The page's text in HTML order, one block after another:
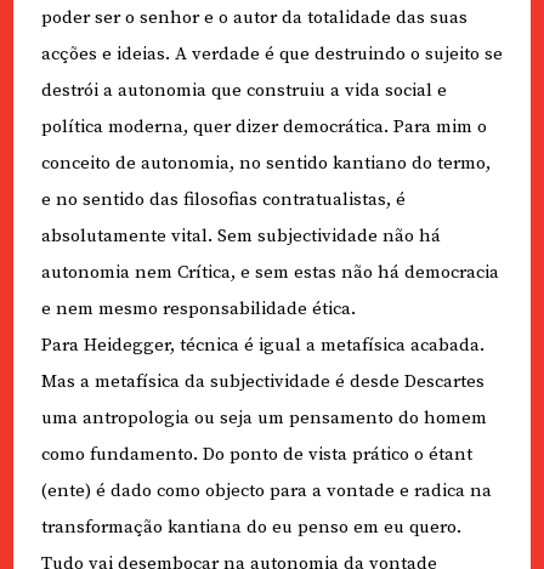
poder ser o senhor e o autor da totalidade das suas
acções e ideias. A verdade é que destruindo o sujeito se
destrói a autonomia que construiu a vida social e
política moderna, quer dizer democrática. Para mim o
conceito de autonomia, no sentido kantiano do termo,
e no sentido das filosofias contratualistas, é
absolutamente vital. Sem subjectividade não há
autonomia nem Crítica, e sem estas não há democracia
e nem mesmo responsabilidade ética.
Para Heidegger, técnica é igual a metafísica acabada.
Mas a metafísica da subjectividade é desde Descartes
uma antropologia ou seja um pensamento do homem
como fundamento. Do ponto de vista prático o étant
(ente) é dado como objecto para a vontade e radica na
transformação kantiana do eu penso em eu quero.
Tudo vai desembocar na autonomia da vontade